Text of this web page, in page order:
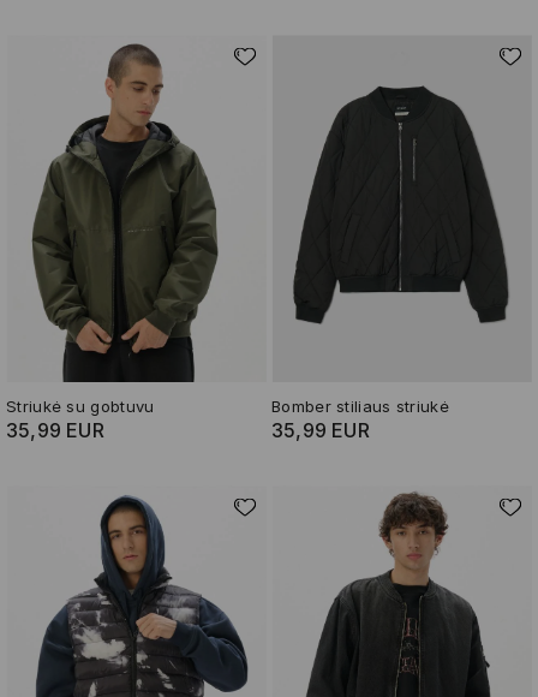
Striukė su gobtuvu
35,99 EUR
Bomber stiliaus striukė
35,99 EUR